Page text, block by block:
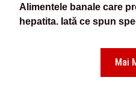
Alimentele banale care
hepatita. Iată ce spun
Mai